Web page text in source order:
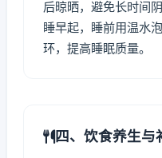
后晾晒，避免长时间
睡早起，睡前用温水
环，提高睡眠质量。
四、饮食养生与